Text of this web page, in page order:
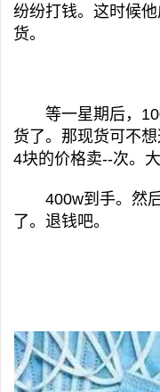
纷纷打钱。这时候
货。
等一星期后，
货了。那现货可不
4块的价格卖--次。
400w到手。然后
了。退钱吧。